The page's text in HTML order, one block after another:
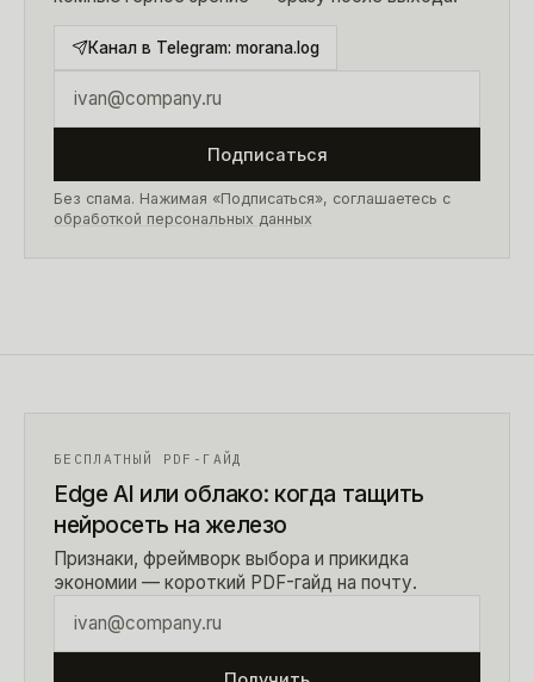
Канал в Telegram: morana.log
Подписаться
Без спама. Нажимая «Подписаться», соглашаетесь с
обработкой персональных данных
БЕСПЛАТНЫЙ PDF-ГАЙД
Edge AI или облако: когда тащить
нейросеть на железо
Признаки, фреймворк выбора и прикидка
экономии — короткий PDF-гайд на почту.